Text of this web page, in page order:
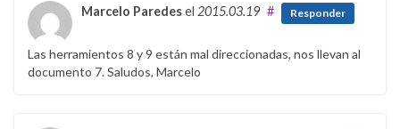
Marcelo Paredesel 2015.03.19 # Responder
Las herramientos 8 y 9 están mal direccionadas, nos llevan al
documento 7. Saludos, Marcelo